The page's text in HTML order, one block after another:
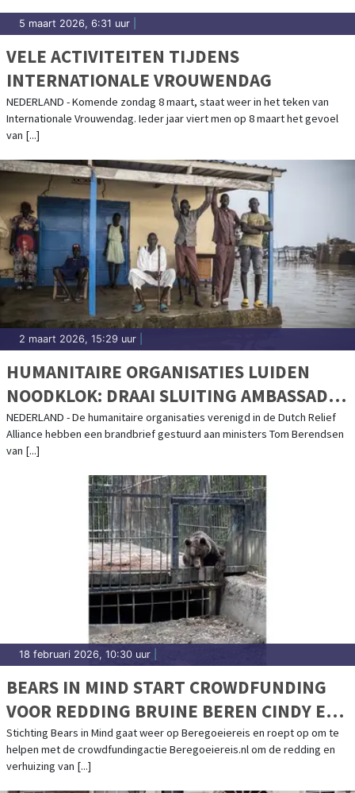
5 maart 2026, 6:31 uur
VELE ACTIVITEITEN TIJDENS
INTERNATIONALE VROUWENDAG
NEDERLAND - Komende zondag 8 maart, staat weer in het teken van
Internationale Vrouwendag. Ieder jaar viert men op 8 maart het gevoel
van [...]
2 maart 2026, 15:29 uur
HUMANITAIRE ORGANISATIES LUIDEN
NOODKLOK: DRAAI SLUITING AMBASSADE
ZUID-SOEDAN TERUG
NEDERLAND - De humanitaire organisaties verenigd in de Dutch Relief
Alliance hebben een brandbrief gestuurd aan ministers Tom Berendsen
van [...]
18 februari 2026, 10:30 uur
BEARS IN MIND START CROWDFUNDING
VOOR REDDING BRUINE BEREN CINDY EN
FELIPE UIT AZERBEIDZJAN
Stichting Bears in Mind gaat weer op Beregoeiereis en roept op om te
helpen met de crowdfundingactie Beregoeiereis.nl om de redding en
verhuizing van [...]